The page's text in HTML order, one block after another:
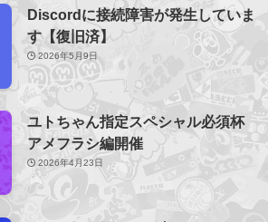
Discordに接続障害が発生していま
す【復旧済】
2026年5月9日
ユトちゃん指定スペシャル必須杯
アメフラシ編開催
2026年4月23日